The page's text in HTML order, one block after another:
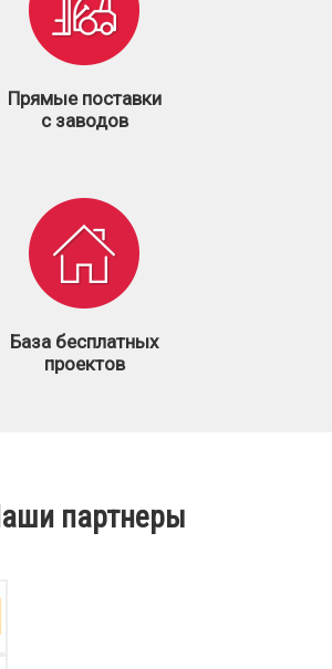
Прямые поставки
с заводов
База бесплатных
проектов
партнеры